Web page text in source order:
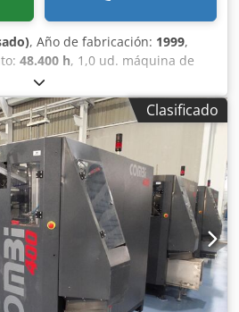
, Año de fabricación: 1999,
48.400 h, 1,0 ud. máquina de
Fabricante: Fischer - W. Müller
1999 Fuerza de cierre: 120
120/24 WT Crodpjynutmofx
BFKS25, aprox. 17,75 kg En la
bidones de hasta 200 litros.
Clasificado